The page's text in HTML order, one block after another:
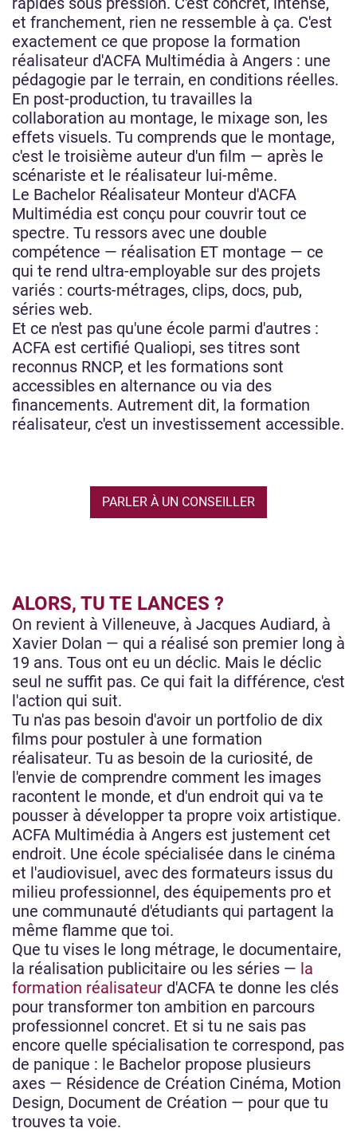
et franchement, rien ne ressemble à ça. C'est
exactement ce que propose la formation
réalisateur d'ACFA Multimédia à Angers : une
pédagogie par le terrain, en conditions réelles.
En post-production, tu travailles la
collaboration au montage, le mixage son, les
effets visuels. Tu comprends que le montage,
c'est le troisième auteur d'un film — après le
scénariste et le réalisateur lui-même.
Le Bachelor Réalisateur Monteur d'ACFA
Multimédia est conçu pour couvrir tout ce
spectre. Tu ressors avec une double
compétence — réalisation ET montage — ce
qui te rend ultra-employable sur des projets
variés : courts-métrages, clips, docs, pub,
séries web.
Et ce n'est pas qu'une école parmi d'autres :
ACFA est certifié Qualiopi, ses titres sont
reconnus RNCP, et les formations sont
accessibles en alternance ou via des
financements. Autrement dit, la formation
réalisateur, c'est un investissement accessible.
PARLER À UN CONSEILLER
ALORS, TU TE LANCES ?
On revient à Villeneuve, à Jacques Audiard, à
Xavier Dolan — qui a réalisé son premier long à
19 ans. Tous ont eu un déclic. Mais le déclic
seul ne suffit pas. Ce qui fait la différence, c'est
l'action qui suit.
Tu n'as pas besoin d'avoir un portfolio de dix
films pour postuler à une formation
réalisateur. Tu as besoin de la curiosité, de
l'envie de comprendre comment les images
racontent le monde, et d'un endroit qui va te
pousser à développer ta propre voix artistique.
ACFA Multimédia à Angers est justement cet
endroit. Une école spécialisée dans le cinéma
et l'audiovisuel, avec des formateurs issus du
milieu professionnel, des équipements pro et
une communauté d'étudiants qui partagent la
même flamme que toi.
Que tu vises le long métrage, le documentaire,
la réalisation publicitaire ou les séries — la
formation réalisateur d'ACFA te donne les clés
pour transformer ton ambition en parcours
professionnel concret. Et si tu ne sais pas
encore quelle spécialisation te correspond, pas
de panique : le Bachelor propose plusieurs
axes — Résidence de Création Cinéma, Motion
Design, Document de Création — pour que tu
trouves ta voie.